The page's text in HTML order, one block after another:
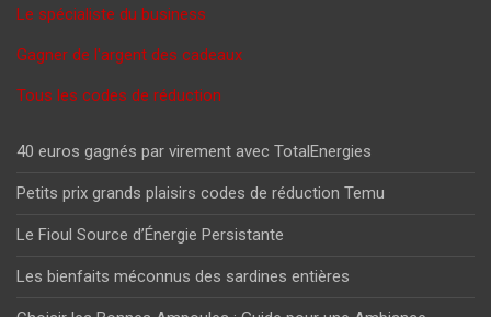
Le spécialiste du business
Gagner de l'argent des cadeaux
Tous les codes de réduction
40 euros gagnés par virement avec TotalEnergies
Petits prix grands plaisirs codes de réduction Temu
Le Fioul Source d’Énergie Persistante
Les bienfaits méconnus des sardines entières